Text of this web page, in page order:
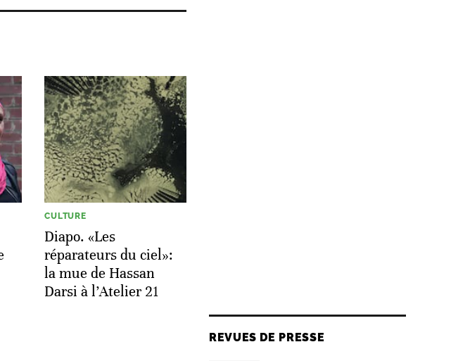
CULTURE
Diapo. «Les
réparateurs du ciel»:
la mue de Hassan
Darsi à l’Atelier 21
REVUES DE PRESSE